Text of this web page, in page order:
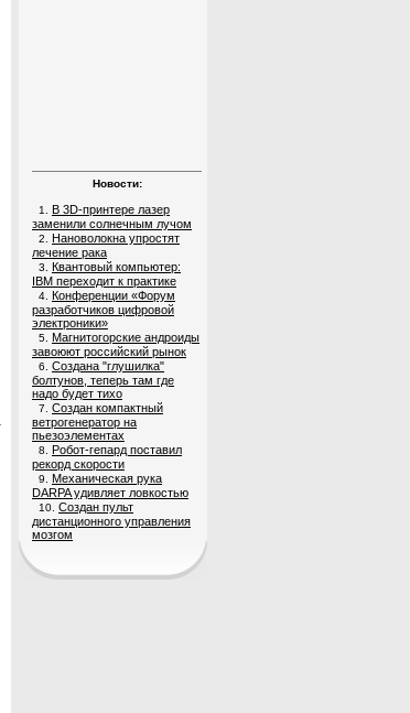
Новости:
1. В 3D-принтере лазер
заменили солнечным лучом
2. Нановолокна упростят
лечение рака
3. Квантовый компьютер:
IBM переходит к практике
4. Конференции «Форум
разработчиков цифровой
электроники»
5. Магнитогорские андроиды
завоюют российский рынок
6. Создана "глушилка"
болтунов, теперь там где
надо будет тихо
7. Создан компактный
ветрогенератор на
пьезоэлементах
8. Робот-гепард поставил
рекорд скорости
9. Механическая рука
DARPA удивляет ловкостью
10. Создан пульт
дистанционного управления
мозгом